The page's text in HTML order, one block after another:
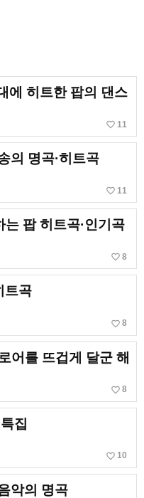
에 히트한 팝의 댄스
favorite_border 11
의 명곡·히트곡
favorite_border 11
팝 히트곡·인기곡
favorite_border 8
트곡
favorite_border 8
어를 뜨겁게 달군 해
favorite_border 8
집
favorite_border 10
악의 명곡